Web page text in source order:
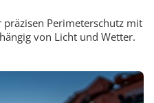
präzisen Perimeterschutz mit
von Licht und Wetter.